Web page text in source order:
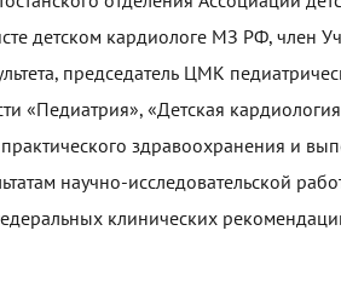
детском кардиологе МЗ РФ, член
председатель ЦМК
«Педиатрия», «Детская
здравоохранения и
научно-исследовательской
клинических